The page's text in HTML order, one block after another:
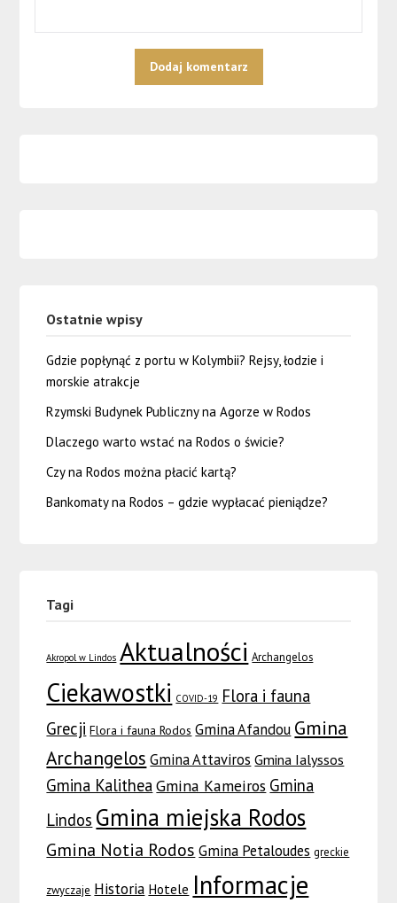
Ostatnie wpisy
Gdzie popłynąć z portu w Kolymbii? Rejsy, łodzie i
morskie atrakcje
Rzymski Budynek Publiczny na Agorze w Rodos
Dlaczego warto wstać na Rodos o świcie?
Czy na Rodos można płacić kartą?
Bankomaty na Rodos – gdzie wypłacać pieniądze?
Tagi
Akropol w Lindos Aktualności Archangelos
Ciekawostki COVID-19 Flora i fauna
Grecji Flora i fauna Rodos Gmina Afandou Gmina
Archangelos Gmina Attaviros Gmina Ialyssos
Gmina KalitheaGmina Kameiros Gmina
Lindos Gmina miejska Rodos
Gmina Notia Rodos Gmina Petaloudes greckie
zwyczaje Historia Hotele Informacje